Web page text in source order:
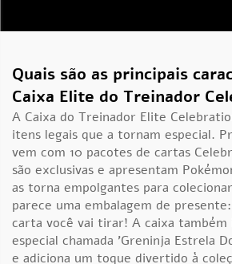
Quais são as principais
Caixa Elite do Treinador
A Caixa do Treinador Elite
itens legais que a tornam especial.
vem com 10 pacotes de cartas
são exclusivas e apresentam
as torna empolgantes para
parece uma embalagem de
carta você vai tirar! A caixa também
especial chamada 'Greninja Estrela
e adiciona um toque divertido à